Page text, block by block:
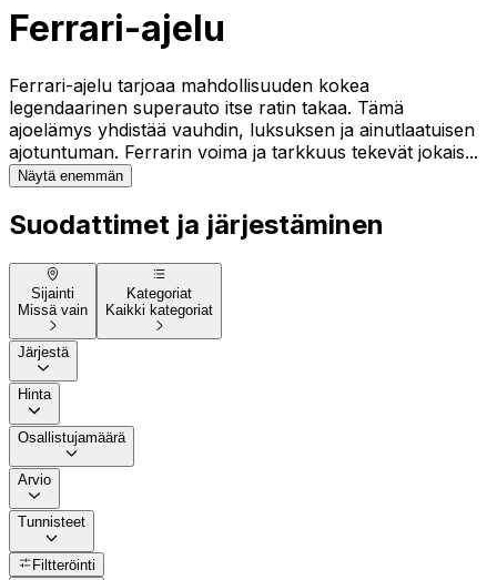
Ferrari-ajelu
Ferrari-ajelu tarjoaa mahdollisuuden kokea
legendaarinen superauto itse ratin takaa. Tämä
ajoelämys yhdistää vauhdin, luksuksen ja ainutlaatuisen
ajotuntuman. Ferrarin voima ja tarkkuus tekevät jokais...
Näytä enemmän
Suodattimet ja järjestäminen
Sijainti
Missä vain
Kategoriat
Kaikki kategoriat
Järjestä
Hinta
Osallistujamäärä
Arvio
Tunnisteet
Filtteröinti